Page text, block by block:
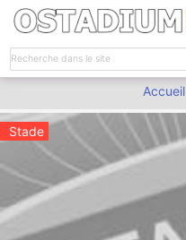
Accueil
Stade